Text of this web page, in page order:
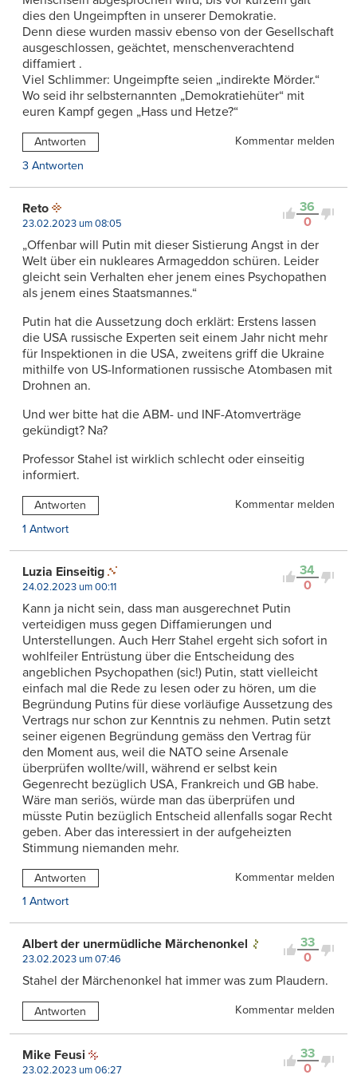
dies den Ungeimpften in unserer Demokratie.
Denn diese wurden massiv ebenso von der Gesellschaft
ausgeschlossen, geächtet, menschenverachtend
diffamiert .
Viel Schlimmer: Ungeimpfte seien „indirekte Mörder.“
Wo seid ihr selbsternannten „Demokratiehüter“ mit
euren Kampf gegen „Hass und Hetze?“
Antworten
Kommentar melden
3 Antworten
36
0
Reto
23.02.2023 um 08:05
„Offenbar will Putin mit dieser Sistierung Angst in der
Welt über ein nukleares Armageddon schüren. Leider
gleicht sein Verhalten eher jenem eines Psychopathen
als jenem eines Staatsmannes.“
Putin hat die Aussetzung doch erklärt: Erstens lassen
die USA russische Experten seit einem Jahr nicht mehr
für Inspektionen in die USA, zweitens griff die Ukraine
mithilfe von US-Informationen russische Atombasen mit
Drohnen an.
Und wer bitte hat die ABM- und INF-Atomverträge
gekündigt? Na?
Professor Stahel ist wirklich schlecht oder einseitig
informiert.
Antworten
Kommentar melden
1 Antwort
34
0
Luzia Einseitig
24.02.2023 um 00:11
Kann ja nicht sein, dass man ausgerechnet Putin
verteidigen muss gegen Diffamierungen und
Unterstellungen. Auch Herr Stahel ergeht sich sofort in
wohlfeiler Entrüstung über die Entscheidung des
angeblichen Psychopathen (sic!) Putin, statt vielleicht
einfach mal die Rede zu lesen oder zu hören, um die
Begründung Putins für diese vorläufige Aussetzung des
Vertrags nur schon zur Kenntnis zu nehmen. Putin setzt
seiner eigenen Begründung gemäss den Vertrag für
den Moment aus, weil die NATO seine Arsenale
überprüfen wollte/will, während er selbst kein
Gegenrecht bezüglich USA, Frankreich und GB habe.
Wäre man seriös, würde man das überprüfen und
müsste Putin bezüglich Entscheid allenfalls sogar Recht
geben. Aber das interessiert in der aufgeheizten
Stimmung niemanden mehr.
Antworten
Kommentar melden
1 Antwort
33
0
Albert der unermüdliche Märchenonkel
23.02.2023 um 07:46
Stahel der Märchenonkel hat immer was zum Plaudern.
Antworten Kommentar melden
33
0
Mike Feusi
23.02.2023 um 06:27